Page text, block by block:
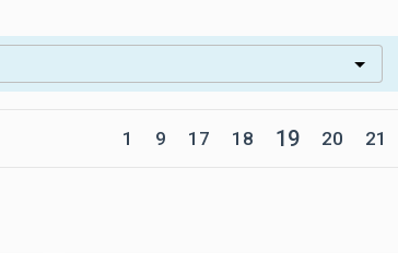
1 9 17 18 19 20 21